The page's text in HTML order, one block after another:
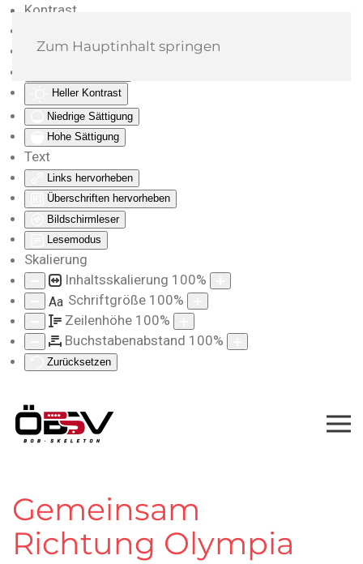
Kontrast
Monochrom
Heller Kontrast
Niedrige Sättigung
Hohe Sättigung
Text
Links hervorheben
Überschriften hervorheben
Bildschirmleser
Lesemodus
Skalierung
Inhaltsskalierung 100%
Aa Schriftgröße 100%
Zeilenhöhe 100%
Buchstabenabstand 100%
Zurücksetzen
Zum Hauptinhalt springen
Gemeinsam
Richtung Olympia